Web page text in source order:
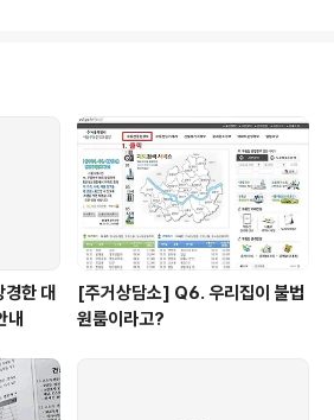
주실 수 있고, 참여도 하
있는 페이스북 링크를 클
! 그리고 공식홈페이지는 대
소개하기 위해 만들어진
과 소통하기는 조금 어려워
탄생..
한 대
내
[주거상담소] Q6. 우리집이 불법
원룸이라고?